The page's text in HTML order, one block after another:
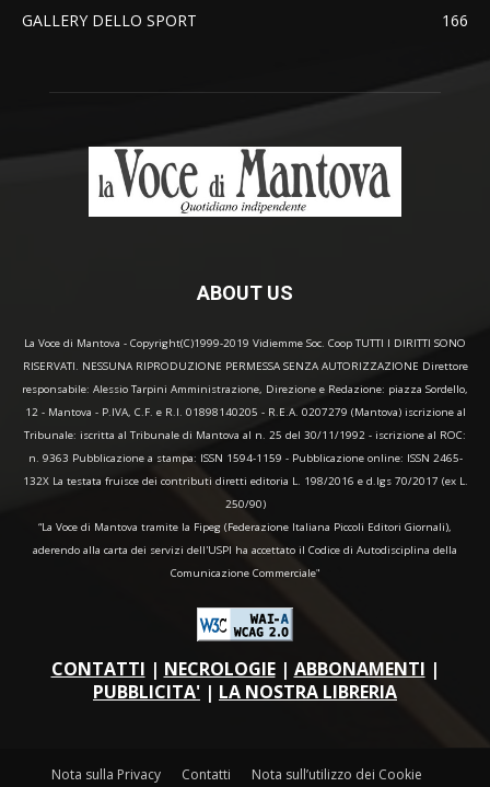
GALLERY DELLO SPORT
166
ABOUT US
La Voce di Mantova - Copyright(C)1999-2019 Vidiemme Soc. Coop TUTTI I DIRITTI SONO
RISERVATI. NESSUNA RIPRODUZIONE PERMESSA SENZA AUTORIZZAZIONE Direttore
responsabile: Alessio Tarpini Amministrazione, Direzione e Redazione: piazza Sordello,
12 - Mantova - P.IVA, C.F. e R.I. 01898140205 - R.E.A. 0207279 (Mantova) iscrizione al
Tribunale: iscritta al Tribunale di Mantova al n. 25 del 30/11/1992 - iscrizione al ROC:
n. 9363 Pubblicazione a stampa: ISSN 1594-1159 - Pubblicazione online: ISSN 2465-
132X La testata fruisce dei contributi diretti editoria L. 198/2016 e d.lgs 70/2017 (ex L.
250/90)
“La Voce di Mantova tramite la Fipeg (Federazione Italiana Piccoli Editori Giornali),
aderendo alla carta dei servizi dell'USPI ha accettato il Codice di Autodisciplina della
Comunicazione Commerciale"
CONTATTI | NECROLOGIE| ABBONAMENTI |
PUBBLICITA' | LA NOSTRA LIBRERIA
Nota sulla Privacy Contatti Nota sull’utilizzo dei Cookie